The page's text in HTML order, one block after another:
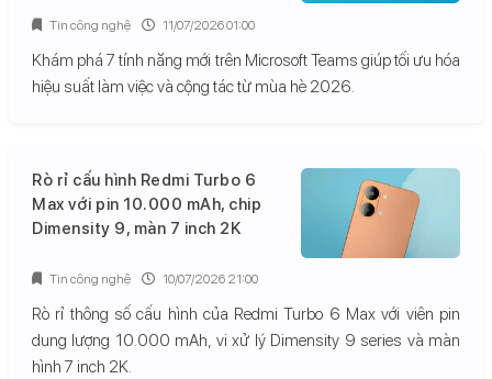
Khám phá 7 tính năng mới trên Microsoft Teams giúp tối ưu hóa
hiệu suất làm việc và cộng tác từ mùa hè 2026.
Tin công nghệ 11/07/2026 01:00
Rò rỉ cấu hình Redmi Turbo 6
Max với pin 10.000 mAh, chip
Dimensity 9, màn 7 inch 2K
Rò rỉ thông số cấu hình của Redmi Turbo 6 Max với viên pin
dung lượng 10.000 mAh, vi xử lý Dimensity 9 series và màn
hình 7 inch 2K.
Tin công nghệ 10/07/2026 21:00